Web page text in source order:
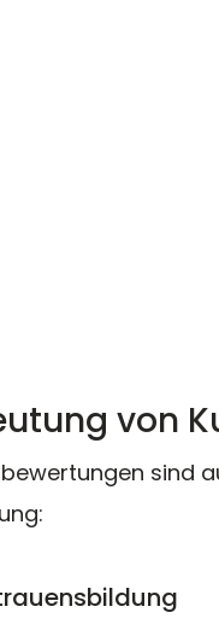
von
sind